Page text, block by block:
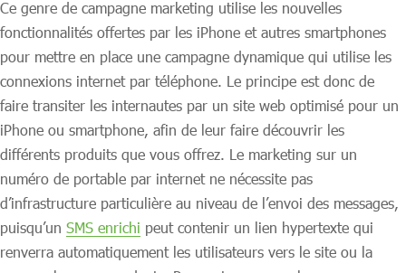
Ce genre de campagne marketing utilise les nouvelles
fonctionnalités offertes par les iPhone et autres smartphones
pour mettre en place une campagne dynamique qui utilise les
connexions internet par téléphone. Le principe est donc de
faire transiter les internautes par un site web optimisé pour un
iPhone ou smartphone, afin de leur faire découvrir les
différents produits que vous offrez. Le marketing sur un
numéro de portable par internet ne nécessite pas
d’infrastructure particulière au niveau de l’envoi des messages,
puisqu’un SMS enrichi peut contenir un lien hypertexte qui
renverra automatiquement les utilisateurs vers le site ou la